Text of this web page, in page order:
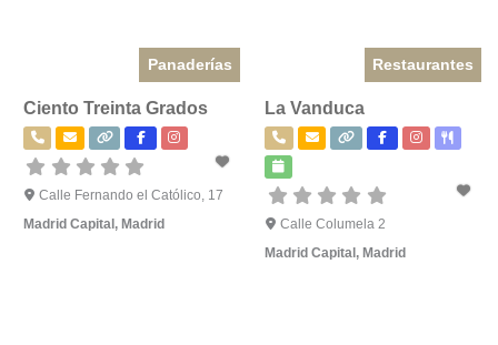
Panaderías
Ciento Treinta Grados
Calle Fernando el Católico, 17
Madrid Capital , Madrid
Restaurantes
La Vanduca
Calle Columela 2
Madrid Capital , Madrid